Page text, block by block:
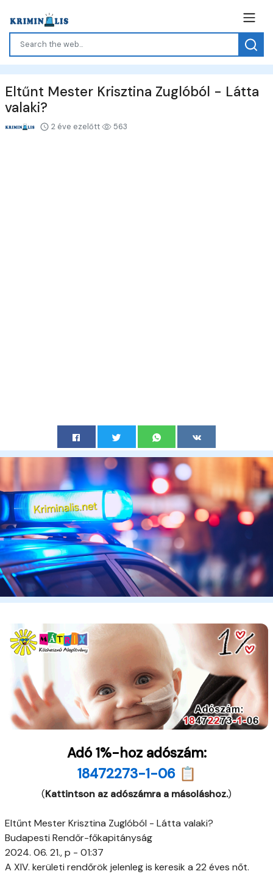
Eltűnt Mester Krisztina Zuglóból - Látta
valaki?
2 éve ezelőtt 563
Adó 1%-hoz adószám:
18472273-1-06 📋
(Kattintson az adószámra a másoláshoz.)
Eltűnt Mester Krisztina Zuglóból - Látta valaki?
Budapesti Rendőr-főkapitányság
2024. 06. 21., p - 01:37
A XIV. kerületi rendőrök jelenleg is keresik a 22 éves nőt.